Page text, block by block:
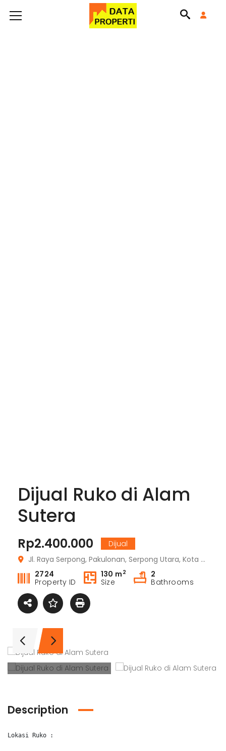
Dijual Ruko di Alam
Sutera
Rp2.400.000
Dijual
Jl. Raya Serpong, Pakulonan, Serpong Utara, Kota Tangerang Selatan, Banten 15325
2724
Property ID
130 m 2
Size
2
Bathrooms
Description
Lokasi Ruko :